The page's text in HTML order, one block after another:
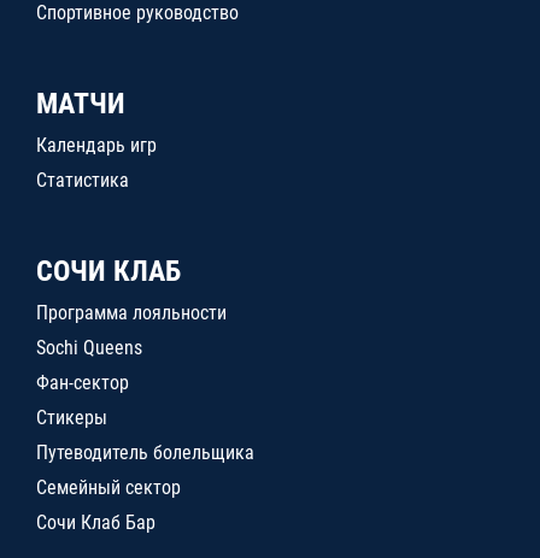
Спортивное руководство
МАТЧИ
Календарь игр
Статистика
СОЧИ КЛАБ
Программа лояльности
Sochi Queens
Фан-сектор
Стикеры
Путеводитель болельщика
Семейный сектор
Сочи Клаб Бар